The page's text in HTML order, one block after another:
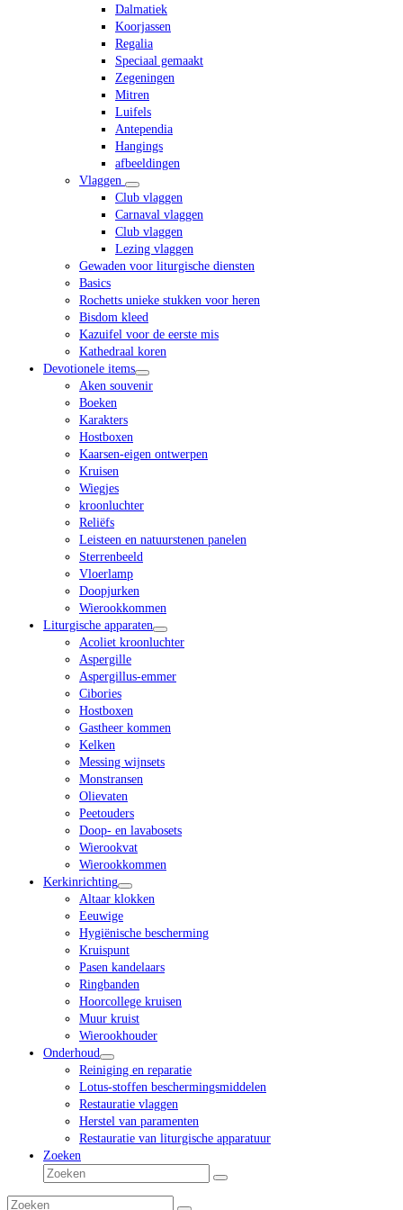
Dalmatiek
Koorjassen
Regalia
Speciaal gemaakt
Zegeningen
Mitren
Luifels
Antependia
Hangings
afbeeldingen
Vlaggen
Club vlaggen
Carnaval vlaggen
Club vlaggen
Lezing vlaggen
Gewaden voor liturgische diensten
Basics
Rochetts unieke stukken voor heren
Bisdom kleed
Kazuifel voor de eerste mis
Kathedraal koren
Devotionele items
Aken souvenir
Boeken
Karakters
Hostboxen
Kaarsen-eigen ontwerpen
Kruisen
Wiegjes
kroonluchter
Reliëfs
Leisteen en natuurstenen panelen
Sterrenbeeld
Vloerlamp
Doopjurken
Wierookkommen
Liturgische apparaten
Acoliet kroonluchter
Aspergille
Aspergillus-emmer
Cibories
Hostboxen
Gastheer kommen
Kelken
Messing wijnsets
Monstransen
Olievaten
Peetouders
Doop- en lavabosets
Wierookvat
Wierookkommen
Kerkinrichting
Altaar klokken
Eeuwige
Hygiënische bescherming
Kruispunt
Pasen kandelaars
Ringbanden
Hoorcollege kruisen
Muur kruist
Wierookhouder
Onderhoud
Reiniging en reparatie
Lotus-stoffen beschermingsmiddelen
Restauratie vlaggen
Herstel van paramenten
Restauratie van liturgische apparatuur
Zoeken
Zoeken
Verzenden
Zoeken